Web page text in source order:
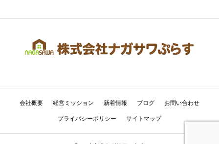
会社概要 経営ミッション 新着情報 ブログ お問い合わせ
プライバシーポリシー サイトマップ